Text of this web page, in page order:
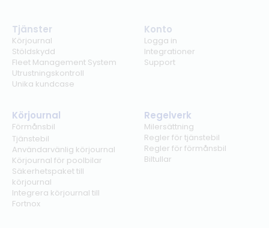
Tjänster
Körjournal
Stöldskydd
Fleet Management System
Utrustningskontroll
Unika kundcase
Konto
Logga in
Integrationer
Support
Körjournal
Förmånsbil
Tjänstebil
Användarvänlig körjournal
Körjournal för poolbilar
Säkerhetspaket till
körjournal
Integrera körjournal till
Fortnox
Regelverk
Milersättning
Regler för tjänstebil
Regler för förmånsbil
Biltullar